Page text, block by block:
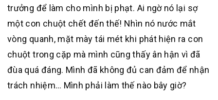
trưởng để làm cho mình bị phạt. Ai ngờ nó lại sợ
một con chuột chết đến thế! Nhìn nó nước mắt
vòng quanh, mặt mày tái mét khi phát hiện ra con
chuột trong cặp mà mình cũng thấy ân hận vì đã
đùa quá đáng. Mình đã không đủ can đảm để nhận
trách nhiệm… Mình phải làm thế nào bây giờ?